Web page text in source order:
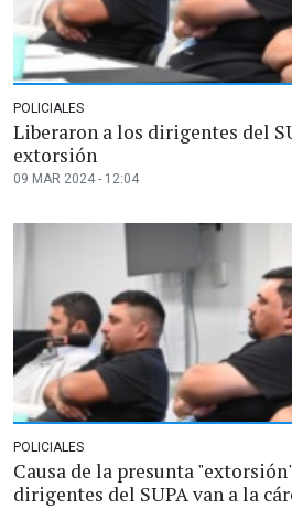
POLICIALES
Liberaron a los dirigentes del
extorsión
09 MAR 2024 - 12:04
POLICIALES
Causa de la presunta
dirigentes del SUPA van a la